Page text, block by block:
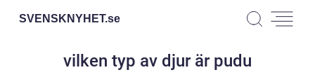
SVENSKNYHET.se
vilken typ av djur är pudu